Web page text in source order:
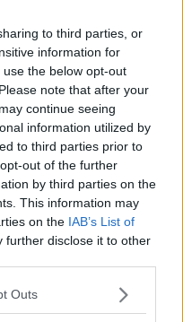
to third parties, or
information for
the below opt-out
note that after your
continue seeing
information utilized by
to third parties prior to
out of the further
by third parties on the
This information may
on the IAB’s List of
further disclose it to other
Outs
quanto pensava di aver
modo riuscita a mettersi in
ha deciso di
analizzando il profilo social
il presunto autore del
giudiziaria labronica con
una condanna che può a
per cercare di carpire la
trattativa a distanza con